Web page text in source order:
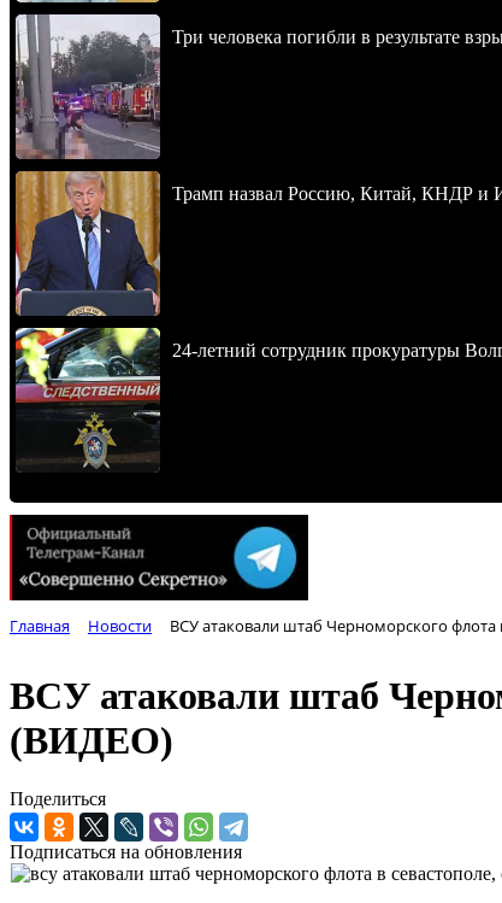
Три человека погибли в результате
Трамп назвал Россию, Китай, КНДР и
24-летний сотрудник прокуратуры
Главная Новости ВСУ атаковали штаб Черноморского
ВСУ атаковали штаб
(ВИДЕО)
Поделиться
Подписаться на обновления